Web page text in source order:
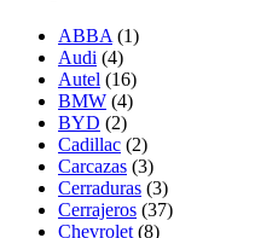
ABBA (1)
Audi (4)
Autel (16)
BMW (4)
BYD (2)
Cadillac (2)
Carcazas (3)
Cerraduras (3)
Cerrajeros (37)
Chevrolet (8)